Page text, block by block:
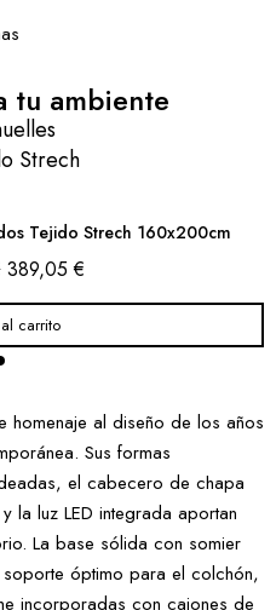
tu ambiente
Tejido Strech 160x200cm
389,05 €
carrito
homenaje al diseño de los años
Sus formas
el cabecero de chapa
la luz LED integrada aportan
La base sólida con somier
óptimo para el colchón,
incorporadas con cajones de